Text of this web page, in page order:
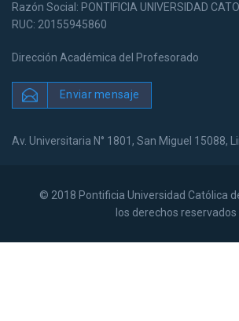
Razón Social: PONTIFICIA UNIVERSIDAD
RUC: 20155945860
Dirección Académica del Profesorado
Enviar mensaje
Av. Universitaria N° 1801, San Miguel 15088,
© 2018 Pontificia Universidad Católica
los derechos reservados